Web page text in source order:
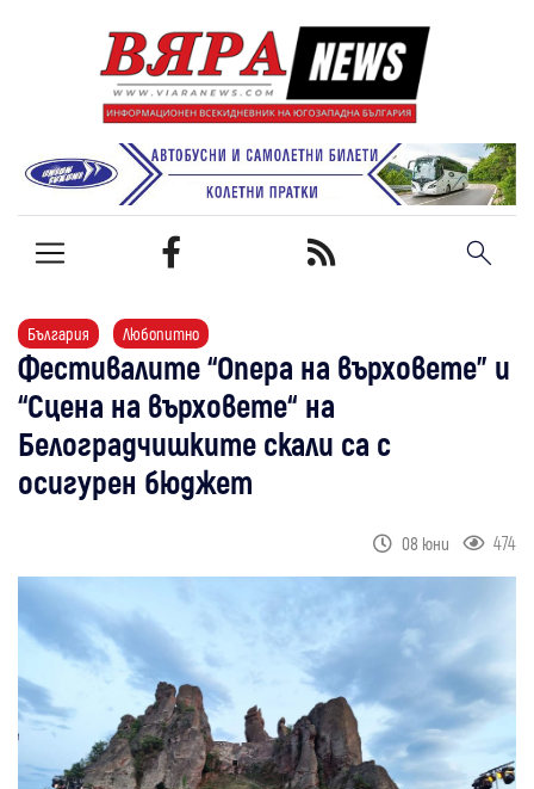
България Любопитно
Фестивалите “Опера на върховете” и
“Сцена на върховете“ на
Белоградчишките скали са с
осигурен бюджет
08 юни 474